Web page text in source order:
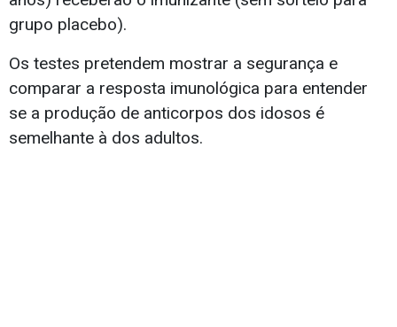
grupo placebo).
Os testes pretendem mostrar a segurança e
comparar a resposta imunológica para entender
se a produção de anticorpos dos idosos é
semelhante à dos adultos.